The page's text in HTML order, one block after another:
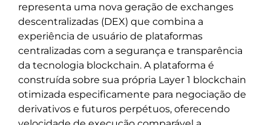
representa uma nova geração de exchanges
descentralizadas (DEX) que combina a
experiência de usuário de plataformas
centralizadas com a segurança e transparência
da tecnologia blockchain. A plataforma é
construída sobre sua própria Layer 1 blockchain
otimizada especificamente para negociação de
derivativos e futuros perpétuos, oferecendo